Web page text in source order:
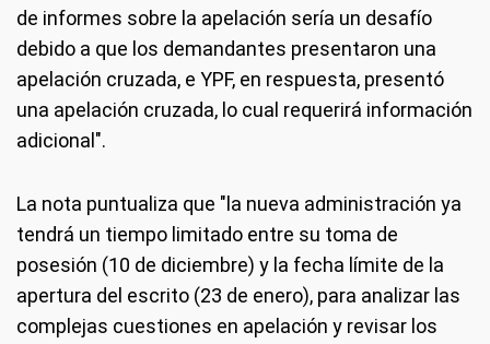
de informes sobre la apelación sería un desafío
debido a que los demandantes presentaron una
apelación cruzada, e YPF, en respuesta, presentó
una apelación cruzada, lo cual requerirá información
adicional".
La nota puntualiza que "la nueva administración ya
tendrá un tiempo limitado entre su toma de
posesión (10 de diciembre) y la fecha límite de la
apertura del escrito (23 de enero), para analizar las
complejas cuestiones en apelación y revisar los